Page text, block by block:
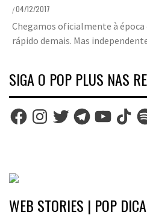
/04/12/2017
Chegamos oficialmente à época
rápido demais. Mas
SIGA O POP PLUS NAS
FacebookInstagram
TwitterTelegramYouTubeTikTok
WEB STORIES | POP